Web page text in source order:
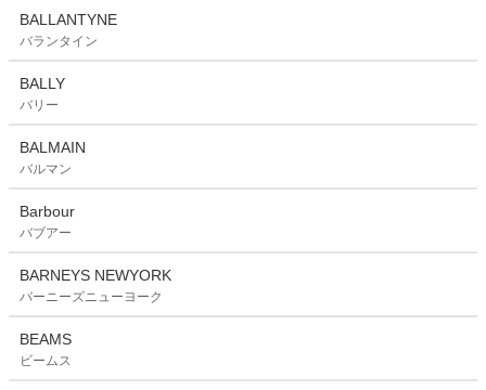
BALLANTYNE
バランタイン
BALLY
バリー
BALMAIN
バルマン
Barbour
バブアー
BARNEYS NEWYORK
バーニーズニューヨーク
BEAMS
ビームス